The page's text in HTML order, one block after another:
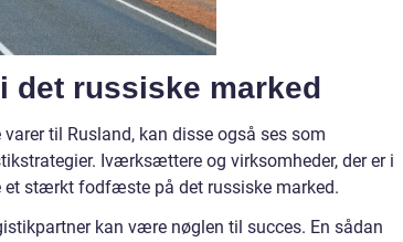
det russiske marked
til Rusland, kan disse også ses som
Iværksættere og virksomheder, der er i
et stærkt fodfæste på det russiske marked.
kan være nøglen til succes. En sådan